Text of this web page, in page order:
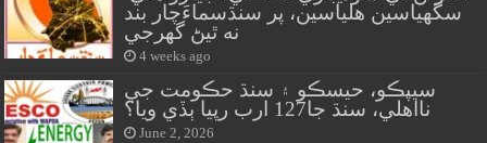
سگهياسين هلياسين، پر سنڌسماءَچار بند
نه ٿيڻ گهرجي
4 weeks ago
سيپڪو، حيسڪو ۽ سنڌ حڪومت جي
نااهلي، سنڌ جا127 ارب رپيا ٻڏي ويا؟
June 2, 2026